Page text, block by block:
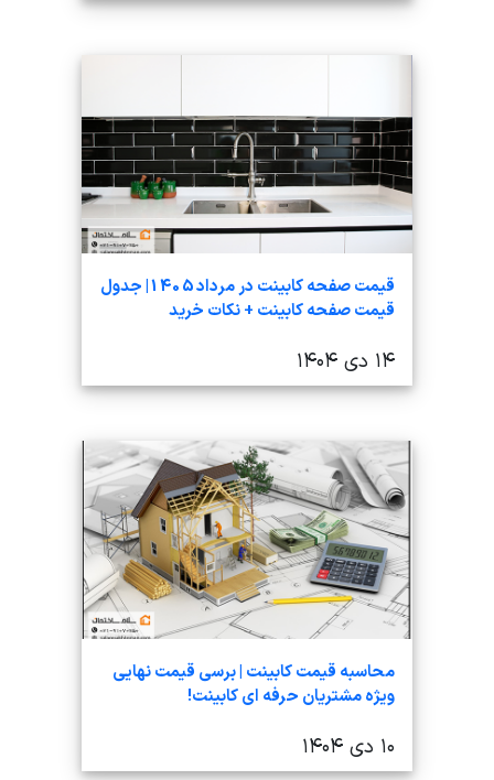
قیمت صفحه کابینت در مرداد 1405| جدول
قیمت صفحه کابینت + نکات خرید
۱۴ دی ۱۴۰۴
محاسبه قیمت کابینت | برسی قیمت نهایی
ویژه مشتریان حرفه ای کابینت!
۱۰ دی ۱۴۰۴